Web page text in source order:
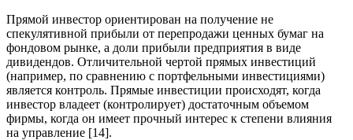
Прямой инвестор ориентирован на получение не
спекулятивной прибыли от перепродажи ценных бумаг на
фондовом рынке, а доли прибыли предприятия в виде
дивидендов. Отличительной чертой прямых инвестиций
(например, по сравнению с портфельными инвестициями)
является контроль. Прямые инвестиции происходят, когда
инвестор владеет (контролирует) достаточным объемом
фирмы, когда он имеет прочный интерес к степени влияния
на управление [14].